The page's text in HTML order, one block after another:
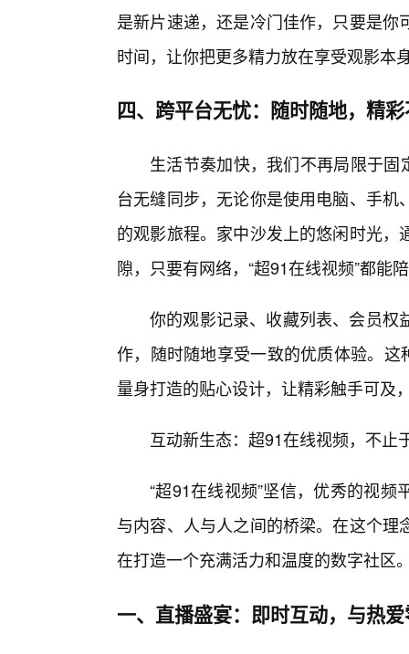
是新片速递，还是冷门佳作，只要是
时间，让你把更多精力放在享受观影本
四、跨平台无忧：随时随地，精
生活节奏加快，我们不再局限于固
台无缝同步，无论你是使用电脑、手
的观影旅程。家中沙发上的悠闲时光
隙，只要有网络，“超91在线视频”都能
你的观影记录、收藏列表、会员权
作，随时随地享受一致的优质体验。这
量身打造的贴心设计，让精彩触手可及
互动新生态：超91在线视频，不止
“超91在线视频”坚信，优秀的视
与内容、人与人之间的桥梁。在这个
在打造一个充满活力和温度的数字社区
一、直播盛宴：即时互动，与热